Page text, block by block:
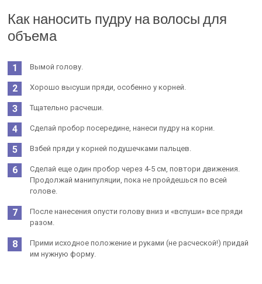
Как наносить пудру на волосы для
объема
Вымой голову.
Хорошо высуши пряди, особенно у корней.
Тщательно расчеши.
Сделай пробор посередине, нанеси пудру на корни.
Взбей пряди у корней подушечками пальцев.
Сделай еще один пробор через 4-5 см, повтори движения.
Продолжай манипуляции, пока не пройдешься по всей
голове.
После нанесения опусти голову вниз и «вспуши» все пряди
разом.
Прими исходное положение и руками (не расческой!) придай
им нужную форму.